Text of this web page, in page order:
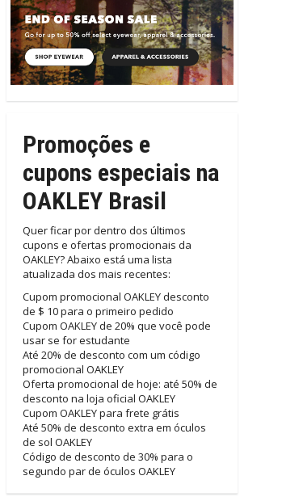
Promoções e
cupons especiais na
OAKLEY Brasil
Quer ficar por dentro dos últimos
cupons e ofertas promocionais da
OAKLEY? Abaixo está uma lista
atualizada dos mais recentes:
Cupom promocional OAKLEY desconto
de $ 10 para o primeiro pedido
Cupom OAKLEY de 20% que você pode
usar se for estudante
Até 20% de desconto com um código
promocional OAKLEY
Oferta promocional de hoje: até 50% de
desconto na loja oficial OAKLEY
Cupom OAKLEY para frete grátis
Até 50% de desconto extra em óculos
de sol OAKLEY
Código de desconto de 30% para o
segundo par de óculos OAKLEY